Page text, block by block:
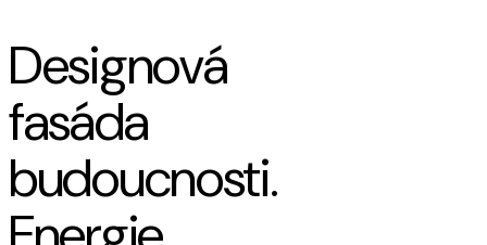
Designová
fasáda
budoucnosti.